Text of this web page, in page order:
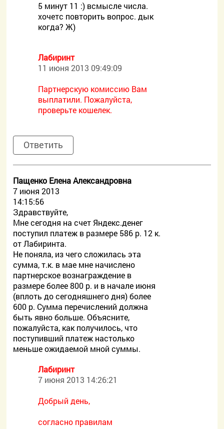
5 минут 11 :) всмысле числа.
хочетс повторить вопрос. дык
когда? Ж)
Лабиринт
11 июня 2013 09:49:09
Партнерскую комиссию Вам
выплатили. Пожалуйста,
проверьте кошелек.
Ответить
Пащенко Елена Александровна
7 июня 2013
14:15:56
Здравствуйте,
Мне сегодня на счет Яндекс.денег
поступил платеж в размере 586 р. 12 к.
от Лабиринта.
Не поняла, из чего сложилась эта
сумма, т.к. в мае мне начислено
партнерское вознаграждение в
размере более 800 р. и в начале июня
(вплоть до сегодняшнего дня) более
600 р. Сумма перечислений должна
быть явно больше. Объясните,
пожалуйста, как получилось, что
поступивший платеж настолько
меньше ожидаемой мной суммы.
Лабиринт
7 июня 2013 14:26:21
Добрый день,
согласно правилам